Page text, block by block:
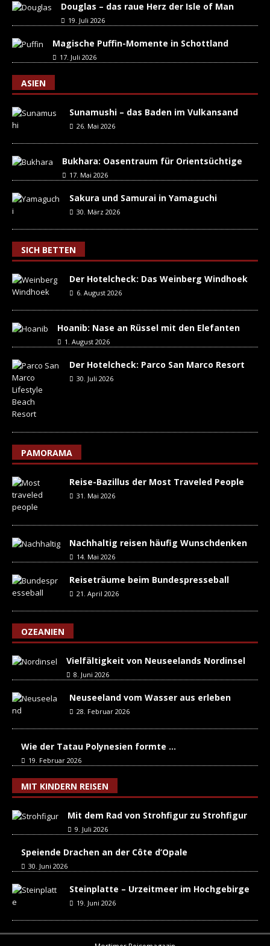
Douglas – das raue Herz der Isle of Man
19. Juli 2026
Magische Puffin-Momente in Schottland
17. Juli 2026
ASIEN
Sunamushi – das Baden im Vulkansand
26. Mai 2026
Bukhara: Oasentraum für Orientsüchtige
17. Mai 2026
Sakura und Samurai in Yamaguchi
30. März 2026
SICH BETTEN
Der Hotelcheck: Das Weinberg Windhoek
6. August 2026
Hoanib: Nase an Rüssel mit den Elefanten
1. August 2026
Der Hotelcheck: Parco San Marco Resort
30. Juli 2026
PAMORAMA
Reise-Bazillus der Most Traveled People
31. Mai 2026
Nachhaltig reisen häufig Wunschdenken
14. Mai 2026
Reiseträume beim Bundespresseball
21. April 2026
OZEANIEN
Vielfältigkeit von Neuseelands Nordinsel
8. Juni 2026
Neuseeland vom Wasser aus erleben
28. Februar 2026
Wie der Tatau Polynesien formte …
19. Februar 2026
MIT KINDERN REISEN
Mit dem Rad von Strohfigur zu Strohfigur
9. Juli 2026
Speiende Drachen an der Côte d’Opale
30. Juni 2026
Steinplatte – Urzeitmeer im Hochgebirge
19. Juni 2026